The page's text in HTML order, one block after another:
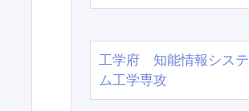
工学府 知能情報システ
ム工学専攻